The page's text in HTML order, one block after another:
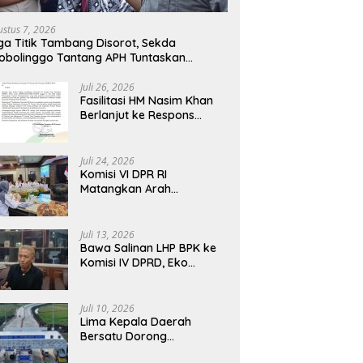
Transformasi BUMN
Nasional
Komisi IV DPRD, Eko Febriyanto
Negara
7, 2026
Titik Tambang Disorot, Sekda
Tantang APH Tuntaskan
Juli 26, 2026
Fasilitasi HM Nasim Khan
Berlanjut ke Respons
Tahap Pembahasan
Dijajaran Direksi
Juli 24, 2026
Komisi VI DPR RI
Matangkan Arah
Tekankan Sinergi Nasional
Juli 13, 2026
Bawa Salinan LHP BPK ke
Komisi IV DPRD, Eko
Berbasis Data Resmi
Negara
Juli 10, 2026
Lima Kepala Daerah
Bersatu Dorong